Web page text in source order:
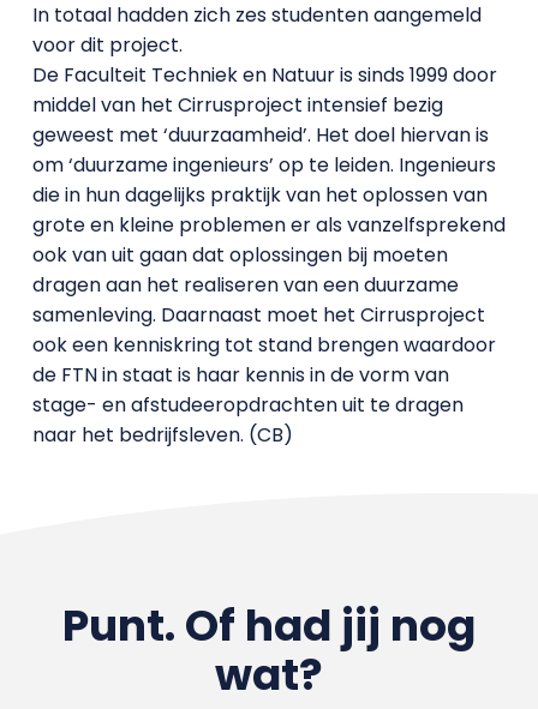
In totaal hadden zich zes studenten aangemeld
voor dit project.
De Faculteit Techniek en Natuur is sinds 1999 door
middel van het Cirrusproject intensief bezig
geweest met ‘duurzaamheid’. Het doel hiervan is
om ‘duurzame ingenieurs’ op te leiden. Ingenieurs
die in hun dagelijks praktijk van het oplossen van
grote en kleine problemen er als vanzelfsprekend
ook van uit gaan dat oplossingen bij moeten
dragen aan het realiseren van een duurzame
samenleving. Daarnaast moet het Cirrusproject
ook een kenniskring tot stand brengen waardoor
de FTN in staat is haar kennis in de vorm van
stage- en afstudeeropdrachten uit te dragen
naar het bedrijfsleven. (CB)
Punt. Of had jij nog
wat?